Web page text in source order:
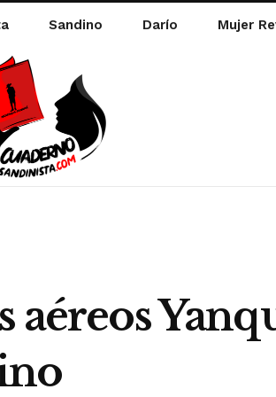
Sandino Darío Mujer
aéreos